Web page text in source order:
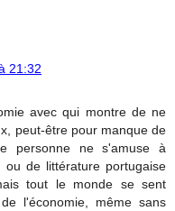
21:32
avec qui montre de ne
peut-être pour manque de
personne ne s'amuse à
de littérature portugaise
tout le monde se sent
l'économie, même sans